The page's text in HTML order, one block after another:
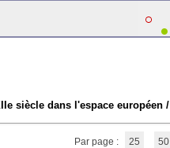
siècle dans l'espace européen /
Par page : 25 50